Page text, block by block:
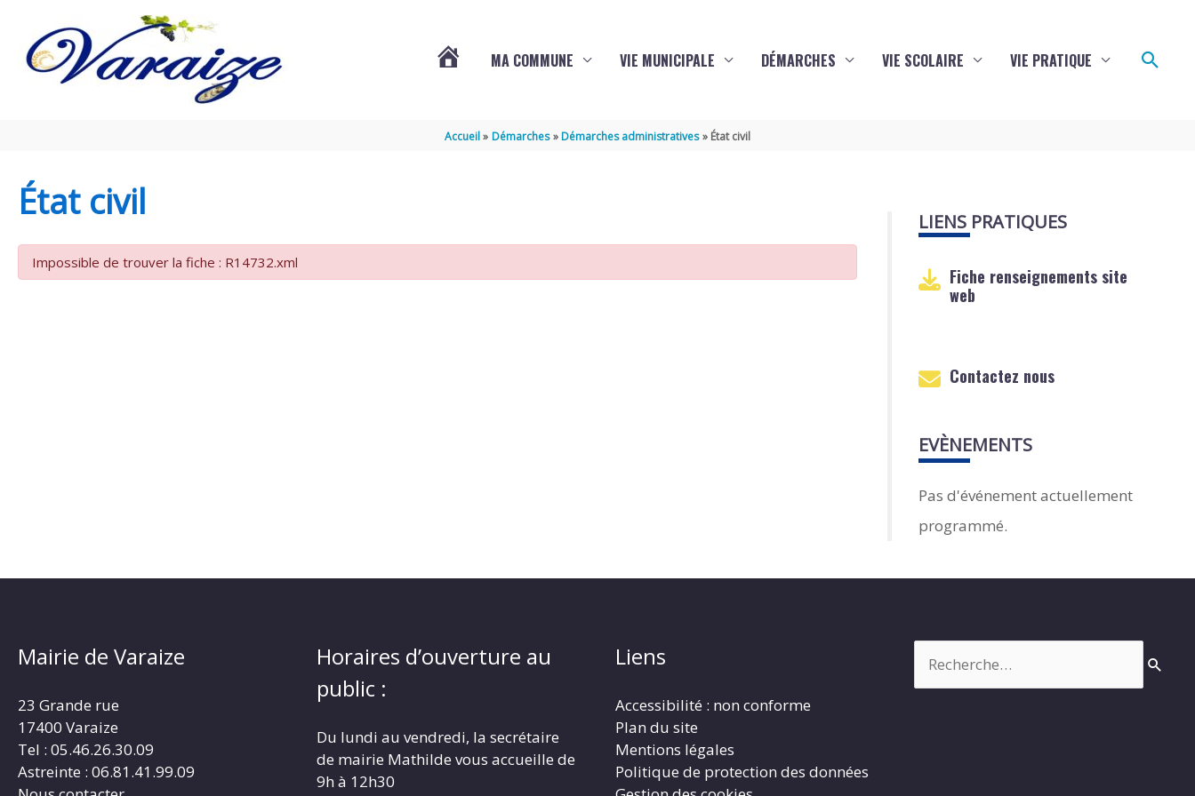
DE
MA COMMUNE VIE MUNICIPALE DÉMARCHES VIE SCOLAIRE VIE PRATIQUE
Accueil Démarches Démarches administratives État civil
État civil
Impossible de trouver la fiche : R14732.xml
LIENS PRATIQUES
Fiche renseignements site
web
Contactez nous
EVÈNEMENTS
Pas d'événement actuellement
programmé.
Mairie de Varaize
23 Grande rue
17400 Varaize
Tel : 05.46.26.30.09
Astreinte : 06.81.41.99.09
Horaires d’ouverture au
public :
Du lundi au vendredi, la secrétaire
de mairie Mathilde vous accueille de
9h à 12h30
Liens
Accessibilité : non conforme
Plan du site
Mentions légales
Politique de protection des données